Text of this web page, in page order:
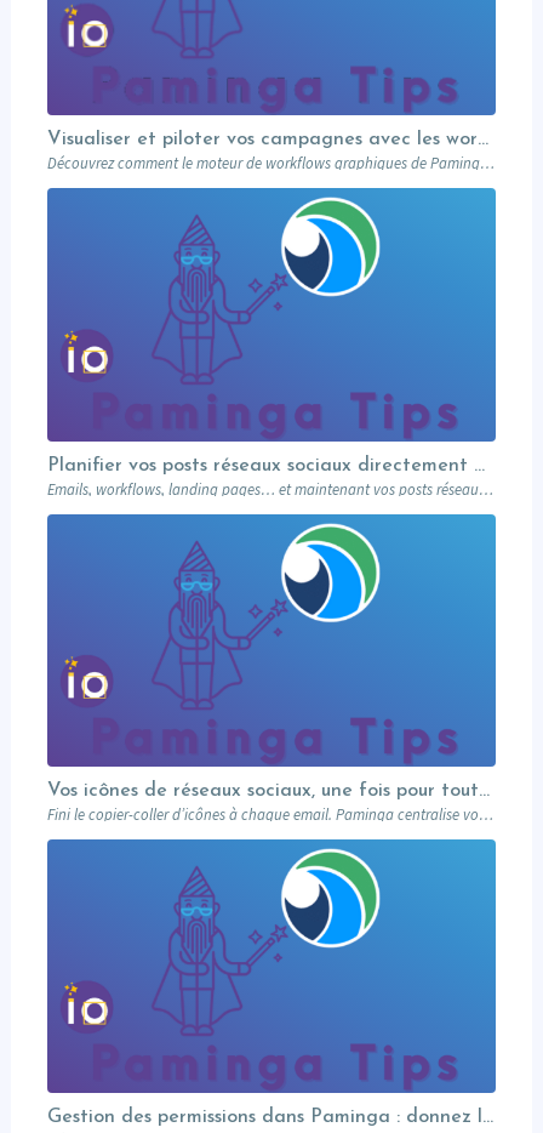
Visualiser et piloter vos campagnes avec les workflows graphiques Paminga.
Découvrez comment le moteur de workflows graphiques de Paminga vous permet de visualiser toute la logique de vos campagnes en un seul coup d’œil — branches conditionnelles, AB tests, waits et intégration Salesforce.
Planifier vos posts réseaux sociaux directement depuis votre MA
Emails, workflows, landing pages… et maintenant vos posts réseaux sociaux. Paminga centralise votre marketing dans un seul outil. Paminga Tip #08.
Vos icônes de réseaux sociaux, une fois pour toutes
Fini le copier-coller d’icônes à chaque email. Paminga centralise vos profils sociaux et les met à disposition de toute l’équipe via un élément dédié. Découvrez comment en 5 minutes.
Gestion des permissions dans Paminga : donnez les bons droits aux bonnes personnes